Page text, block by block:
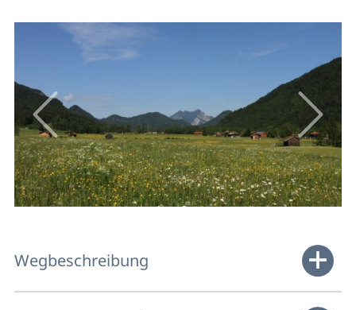
Wegbeschreibung